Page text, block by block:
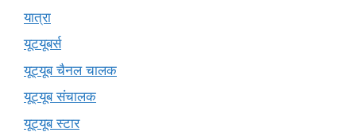
यात्रा
यूटयूबर्स
यूट्यूब चैनल चालक
यूट्यूब संचालक
यूट्यूब स्टार